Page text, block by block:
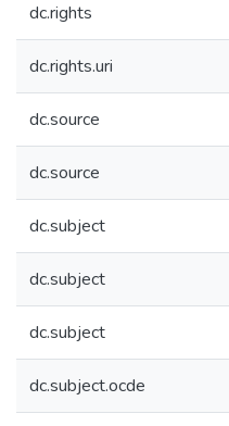
dc.rights
dc.rights.uri
dc.source
dc.source
dc.subject
dc.subject
dc.subject
dc.subject.ocde